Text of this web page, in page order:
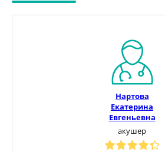
Нартова
Екатерина
Евгеньевна
акушер